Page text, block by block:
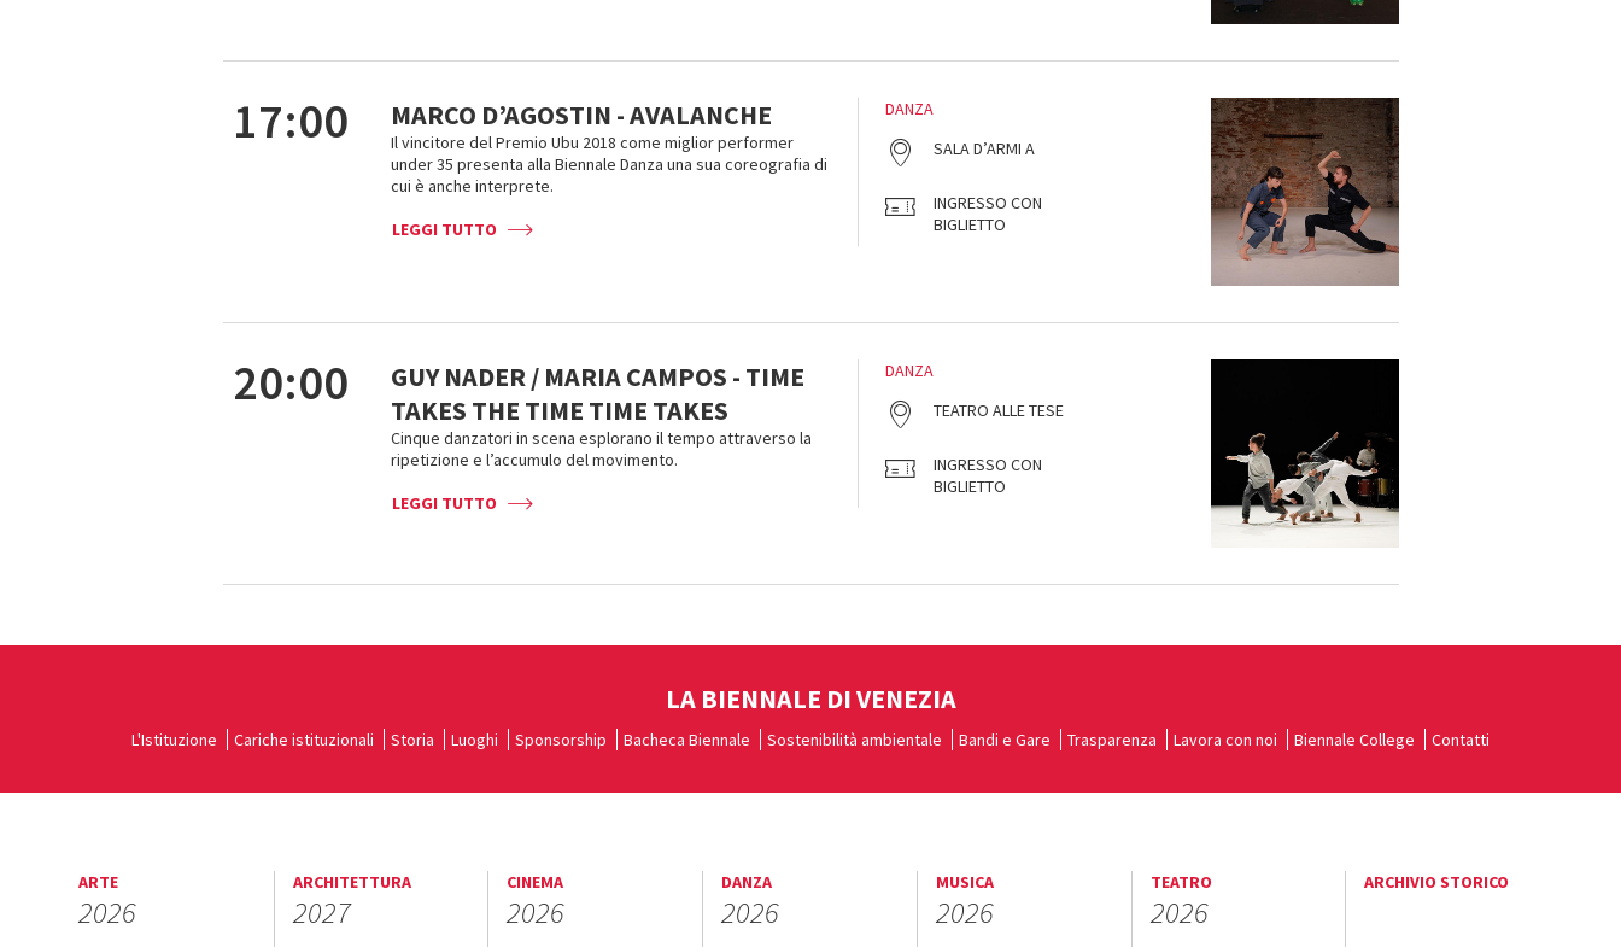
17:00 MARCO D’AGOSTIN - AVALANCHE
Il vincitore del Premio Ubu 2018 come miglior performer
under 35 presenta alla Biennale Danza una sua coreografia di
cui è anche interprete.
LEGGI TUTTO
DANZA
SALA D’ARMI A
INGRESSO CON
BIGLIETTO
20:00
GUY NADER / MARIA CAMPOS - TIME
TAKES THE TIME TIME TAKES
Cinque danzatori in scena esplorano il tempo attraverso la
ripetizione e l’accumulo del movimento.
LEGGI TUTTO
DANZA
TEATRO ALLE TESE
INGRESSO CON
BIGLIETTO
LA BIENNALE DI VENEZIA
L'Istituzione Cariche istituzionali Storia Luoghi Sponsorship Bacheca Biennale Sostenibilità ambientale Bandi e Gare Trasparenza Lavora con noi Biennale College Contatti
ARTE
2026
ARCHITETTURA
2027
CINEMA
2026
DANZA
2026
MUSICA
2026
TEATRO
2026
ARCHIVIO STORICO